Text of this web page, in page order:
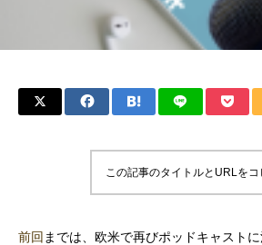
この記事のタイトルとURLをコ
前回 までは、欧米で再びポッドキャスト